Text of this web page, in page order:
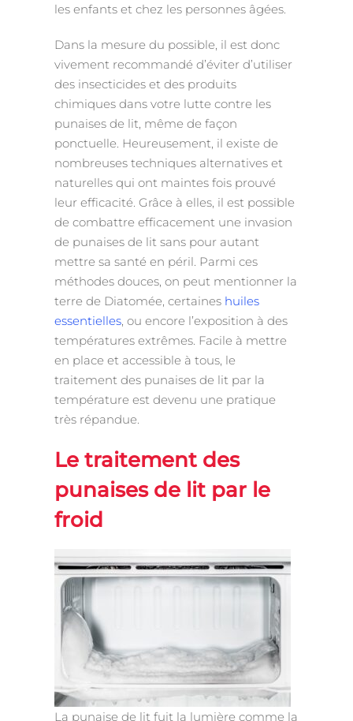
les enfants et chez les personnes âgées.
Dans la mesure du possible, il est donc
vivement recommandé d’éviter d’utiliser
des insecticides et des produits
chimiques dans votre lutte contre les
punaises de lit, même de façon
ponctuelle. Heureusement, il existe de
nombreuses techniques alternatives et
naturelles qui ont maintes fois prouvé
leur efficacité. Grâce à elles, il est possible
de combattre efficacement une invasion
de punaises de lit sans pour autant
mettre sa santé en péril. Parmi ces
méthodes douces, on peut mentionner la
terre de Diatomée, certaines huiles
essentielles, ou encore l’exposition à des
températures extrêmes. Facile à mettre
en place et accessible à tous, le
traitement des punaises de lit par la
température est devenu une pratique
très répandue.
Le traitement des
punaises de lit par le
froid
La punaise de lit fuit la lumière comme la